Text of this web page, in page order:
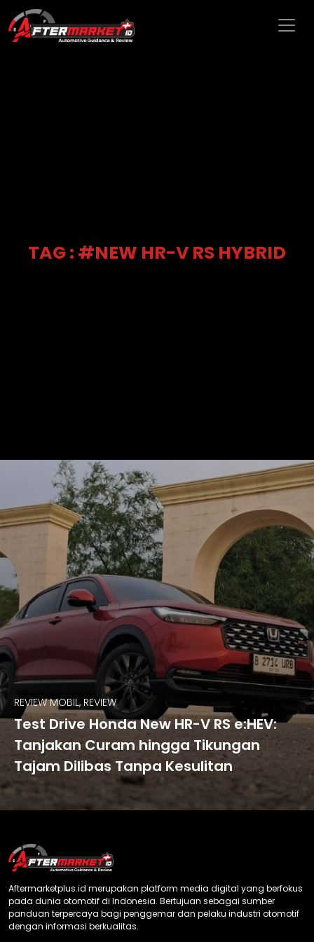
TAG : #NEW HR-V RS HYBRID
REVIEW MOBIL, REVIEW
Test Drive Honda New HR-V RS e:HEV:
Tanjakan Curam hingga Tikungan
Tajam Dilibas Tanpa Kesulitan
Aftermarketplus.id merupakan platform media digital yang berfokus
pada dunia otomotif di Indonesia. Bertujuan sebagai sumber
panduan terpercaya bagi penggemar dan pelaku industri otomotif
dengan informasi berkualitas.